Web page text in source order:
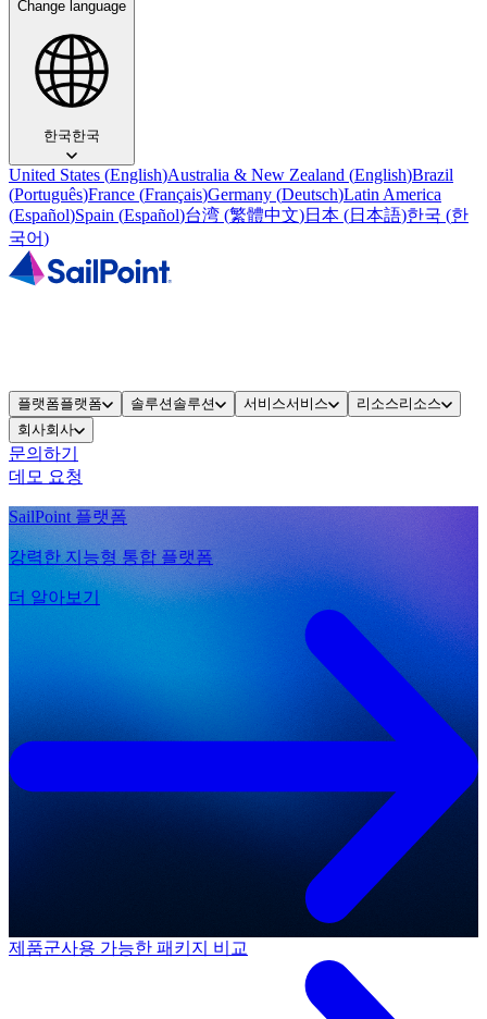
Change language
한국한국
United States (English)Australia & New Zealand (English)Brazil
(Português)France (Français)Germany (Deutsch)Latin America
(Español)Spain (Español)台湾 (繁體中文)日本 (日本語)한국 (한
국어)
플랫폼플랫폼 솔루션 솔루션 서비스서비스 리소스리소스
회사회사
문의하기
데모 요청
SailPoint 플랫폼
강력한 지능형 통합 플랫폼
더 알아보기
제품군사용 가능한 패키지 비교